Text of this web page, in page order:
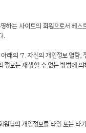
하는 사이트의 회원으로서 베
.
래의 '7. 자신의 개인정보 열
정보는 재생할 수 없는 방법에
원님의 개인정보를 타인 또는 타